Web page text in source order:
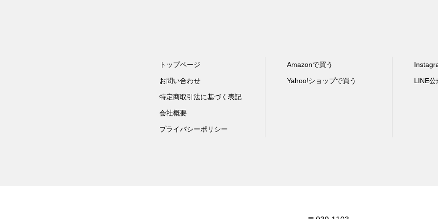
トップページ
お問い合わせ
特定商取引法に基づく表記
会社概要
プライバシーポリシー
Amazonで買う
Yahoo!ショップで買う LINE公